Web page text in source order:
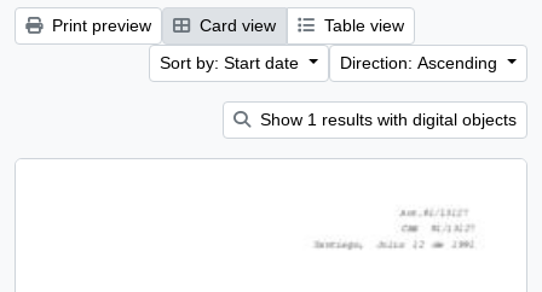
Print preview Card view
Table view
Sort by: Start date
Direction: Ascending
Show 1 results with digital objects